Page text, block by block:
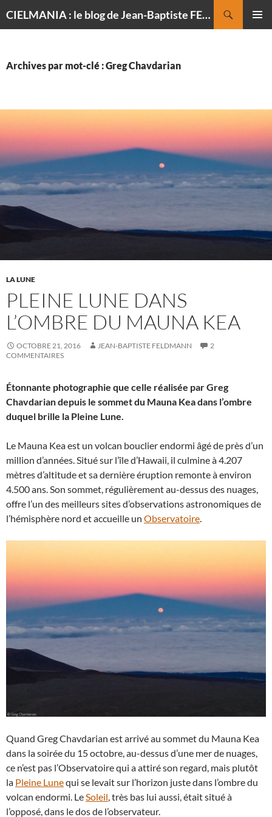
CIELMANIA : le blog de Jean-Baptiste FELDMANN, photographe du ciel
Archives par mot-clé : Greg Chavdarian
LA LUNE
PLEINE LUNE DANS
L’OMBRE DU MAUNA KEA
OCTOBRE 21, 2016 JEAN-BAPTISTE FELDMANN
2
COMMENTAIRES
Étonnante photographie que celle réalisée par Greg
Chavdarian depuis le sommet du Mauna Kea dans l’ombre
duquel brille la Pleine Lune.
Le Mauna Kea est un volcan bouclier endormi âgé de près d’un
million d’années. Situé sur l’île d’Hawaii, il culmine à 4.207
mètres d’altitude et sa dernière éruption remonte à environ
4.500 ans. Son sommet, régulièrement au-dessus des nuages,
offre l’un des meilleurs sites d’observations astronomiques de
l’hémisphère nord et accueille un Observatoire.
Quand Greg Chavdarian est arrivé au sommet du Mauna Kea
dans la soirée du 15 octobre, au-dessus d’une mer de nuages,
ce n’est pas l’Observatoire qui a attiré son regard, mais plutôt
la Pleine Lunequi se levait sur l’horizon juste dans l’ombre du
volcan endormi. LeSoleil, très bas lui aussi, était situé à
l’opposé, dans le dos de l’observateur.